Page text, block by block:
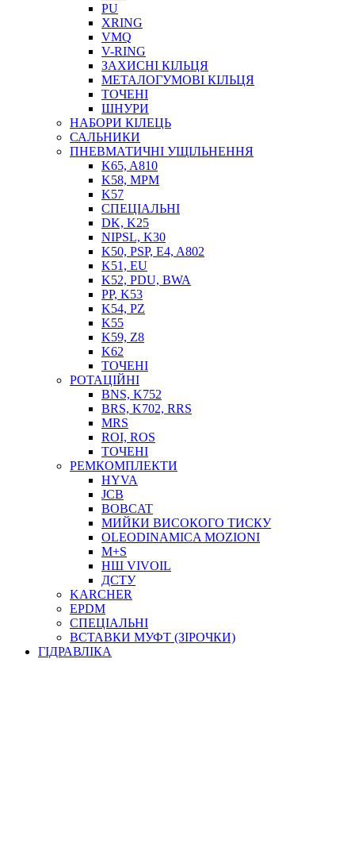
ПІСТОЛЕТИ
НАСОСИ ТА ПОМПИ
НАГНІТАЧІ
МУФТИ (НАСАДКИ) ДЛЯ ШПРИЦІВ
МАСЛЯНКИ, ЛІЙКИ
ПРЕС-МАСЛЯНКИ
ШЛАНГИ, ТРУБКИ
ШПРИЦИ МАСТИЛЬНІ
ТОСОЛ, АНТИФРИЗ
ОЛИВА-ПАЛИВО
ПОВІТРЯ-ВОДА
ДЛЯ ЗВАРЮВАННЯ
НАПІРНО-ВСМОКТУЮЧІ
ФІЛЬТРИ ДЛЯ ПАЛЬНОГО
ПІДДОНИ ДЛЯ БОЧОК
МОДУЛЬНІ АЗС
МЕТРОЛОГІЧНЕ ОБЛАДНАННЯ
ЛІЧИЛЬНИКИ І ВИТРАТОМІРИ ДЛЯ ПАЛЬНОГО
КОТУШКИ ДЛЯ ШЛАНГІВ
PU
XRING
VMQ
V-RING
ЗАХИСНІ КІЛЬЦЯ
МЕТАЛОГУМОВІ КІЛЬЦЯ
ТОЧЕНІ
ШНУРИ
НАБОРИ КІЛЕЦЬ
САЛЬНИКИ
ПНЕВМАТИЧНІ УЩІЛЬНЕННЯ
K65, A810
K58, MPM
K57
СПЕЦІАЛЬНІ
DK, K25
NIPSL, K30
K50, PSP, E4, A802
K51, EU
K52, PDU, BWA
PP, K53
K54, PZ
K55
K59, Z8
K62
ТОЧЕНІ
РОТАЦІЙНІ
BNS, K752
BRS, K702, RRS
MRS
ROI, ROS
ТОЧЕНІ
РЕМКОМПЛЕКТИ
HYVA
JCB
BOBCAT
МИЙКИ ВИСОКОГО ТИСКУ
OLEODINAMICA MOZIONI
M+S
НШ VIVOIL
ДСТУ
KARCHER
EPDM
СПЕЦІАЛЬНІ
ВСТАВКИ МУФТ (ЗІРОЧКИ)
ГІДРАВЛІКА